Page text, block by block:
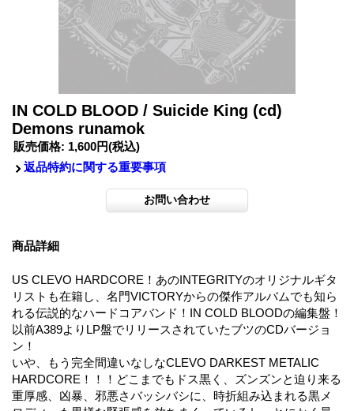
IN COLD BLOOD / Suicide King (cd)
Demons runamok
販売価格: 1,600円(税込)
返品特約に関する重要事項
商品詳細
US CLEVO HARDCORE！あのINTEGRITYのオリジナルギタ
リストも在籍し、名門VICTORYからの傑作アルバムでも知ら
れる伝説的なハードコアバンド！IN COLD BLOODの編集盤！
以前A389よりLP盤でリリースされていたブツのCDバージョ
ン！
いや、もう完全間違いなしなCLEVO DARKEST METALIC
HARDCORE！！！どこまでもドス黒く、ズンズンと迫り来る
重厚感、凶暴、邪悪さバッシバシに、時折組み込まれる黒メ